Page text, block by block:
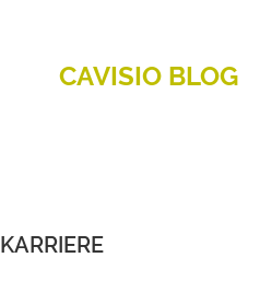
CAVISIO BLOG
KARRIERE